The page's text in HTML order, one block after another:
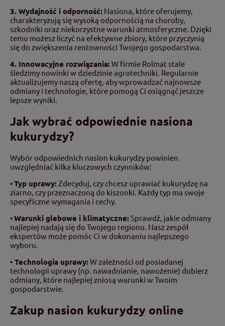
3. Wydajność i odporność: Nasiona, które oferujemy,
charakteryzują się wysoką odpornością na choroby,
szkodniki oraz niekorzystne warunki atmosferyczne. Dzięki
temu możesz liczyć na efektywne zbiory, które przyczynią
się do zwiększenia rentowności Twojego gospodarstwa.
4. Innowacyjne rozwiązania:W firmie Rolmat stale
śledzimy nowinki w dziedzinie agrotechniki. Regularnie
aktualizujemy naszą ofertę, aby wprowadzać najnowsze
odmiany i technologie, które pomogą Ci osiągnąć jeszcze
lepsze wyniki.
Jak wybrać odpowiednie nasiona
kukurydzy?
Wybór odpowiednich nasion kukurydzy powinien
uwzględniać kilka kluczowych czynników:
•Typ uprawy:Zdecyduj, czy chcesz uprawiać kukurydzę na
ziarno, czy przeznaczoną do kiszonki. Każdy typ ma swoje
specyficzne wymagania i cechy.
•Warunki glebowe i klimatyczne:Sprawdź, jakie odmiany
najlepiej nadają się do Twojego regionu. Nasz zespół
ekspertów może pomóc Ci w dokonaniu najlepszego
wyboru.
• Technologia uprawy:W zależności od posiadanej
technologii uprawy (np. nawadnianie, nawożenie) dobierz
odmiany, które najlepiej zniosą warunki w Twoim
gospodarstwie.
Zakup nasion kukurydzy online